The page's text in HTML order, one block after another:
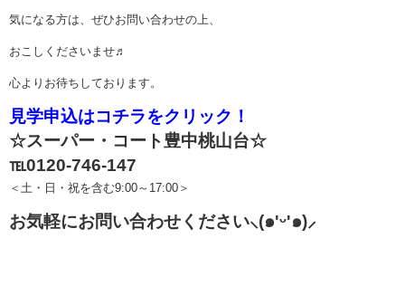
気になる方は、ぜひお問い合わせの上、
おこしくださいませ♬
心よりお待ちしております。
見学申込はコチラをクリック！
☆スーパー・コート豊中桃山台☆
℡0120-746-147
＜土・日・祝を含む9:00～17:00＞
お気軽にお問い合わせください⸜(๑'ᵕ'๑)⸝